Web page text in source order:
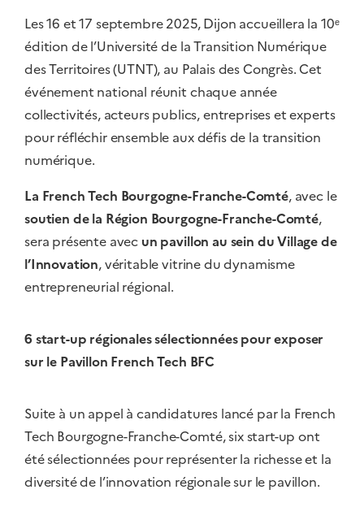
Les 16 et 17 septembre 2025, Dijon accueillera la 10ᵉ
édition de l’Université de la Transition Numérique
des Territoires (UTNT), au Palais des Congrès. Cet
événement national réunit chaque année
collectivités, acteurs publics, entreprises et experts
pour réfléchir ensemble aux défis de la transition
numérique.
La French Tech Bourgogne-Franche-Comté, avec le
soutien de la Région Bourgogne-Franche-Comté,
sera présente avec un pavillon au sein du Village de
l’Innovation, véritable vitrine du dynamisme
entrepreneurial régional.
6 start-up régionales sélectionnées pour exposer
sur le Pavillon French Tech BFC
Suite à un appel à candidatures lancé par la French
Tech Bourgogne-Franche-Comté, six start-up ont
été sélectionnées pour représenter la richesse et la
diversité de l’innovation régionale sur le pavillon.